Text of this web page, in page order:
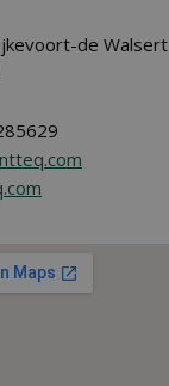
de Walsert